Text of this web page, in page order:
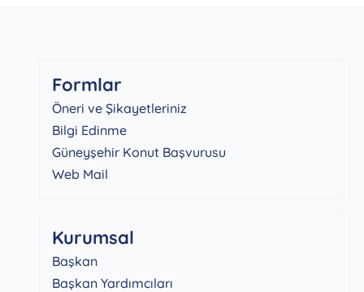
Formlar
Öneri ve Şikayetleriniz
Bilgi Edinme
Güneyşehir Konut Başvurusu
Web Mail
Kurumsal
Başkan
Başkan Yardımcıları